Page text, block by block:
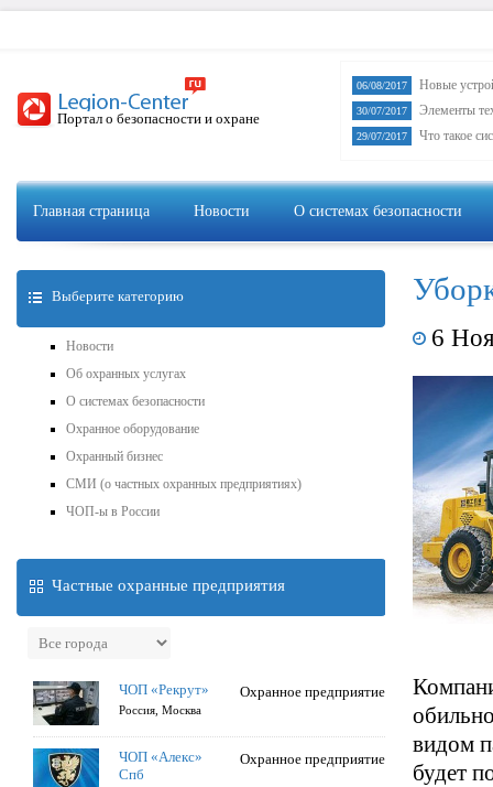
Портал о безопасности и охране
06/08/2017 Новые
30/07/2017 Элементы
29/07/2017 Что такое
Главная страница Новости О системах безопасности
6
видом
будет
Выберите категорию
Новости
Об охранных услугах
О системах безопасности
Охранное оборудование
Охранный бизнес
СМИ (о частных охранных предприятиях)
ЧОП-ы в России
Частные охранные предприятия
Охранное предприятие
ЧОП «Рекрут»
Россия, Москва
Охранное предприятие
ЧОП «Алекс»
Спб